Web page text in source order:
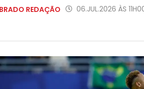
BRADO REDAÇÃO 06.JUL.2026 ÀS